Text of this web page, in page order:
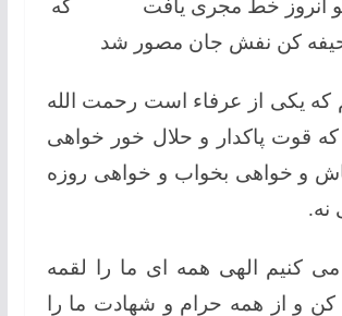
تو آنروز خط مجری یافت كه
كن نفش جان مصور شد
که یکی از عرفاء است رحمت الله
قوت پاکدار و حلال خور خواهی
و خواهی بخواب و خواهی روزه
نه.
کنیم الهی همه ای ما را لقمه
کن و از همه حرام و شهادت ما را